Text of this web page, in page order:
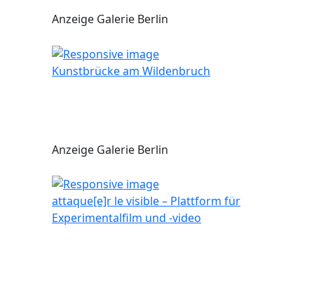
Anzeige Galerie Berlin
Kunstbrücke am Wildenbruch
Anzeige Galerie Berlin
attaque[e]r le visible – Plattform für
Experimentalfilm und -video